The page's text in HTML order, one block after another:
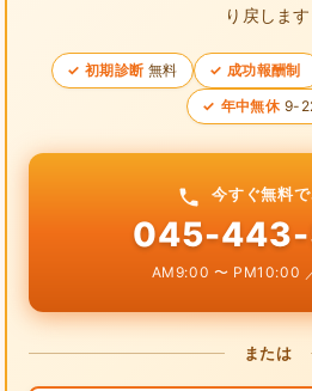
り戻します
初期診断 無料 成功報酬制
年中無休 9-
今すぐ無料
045-
AM9:00 〜 PM10:00
または